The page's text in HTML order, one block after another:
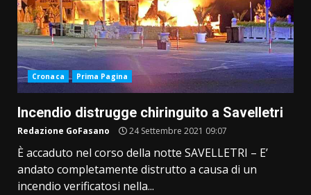
Cronaca Prima Pagina
Incendio distrugge chiringuito a Savelletri
Redazione GoFasano 24 Settembre 2021 09:07
È accaduto nel corso della notte SAVELLETRI – E’
andato completamente distrutto a causa di un
incendio verificatosi nella...